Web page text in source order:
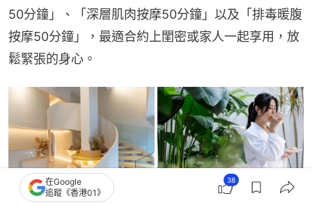
50分鐘」、「深層肌肉按摩50分鐘」以及「排毒暖腹
按摩50分鐘」，最適合約上閨密或家人一起享用，放
鬆緊張的身心。
在Google
追蹤《香港01》
38